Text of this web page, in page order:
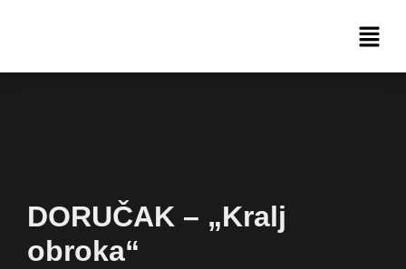
DORUČAK – „Kralj
obroka“